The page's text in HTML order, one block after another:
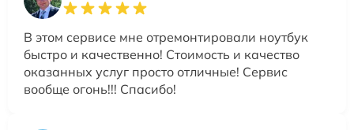
В этом сервисе мне отремонтировали ноутбук
быстро и качественно! Стоимость и качество
оказанных услуг просто отличные! Сервис
вообще огонь!!! Спасибо!